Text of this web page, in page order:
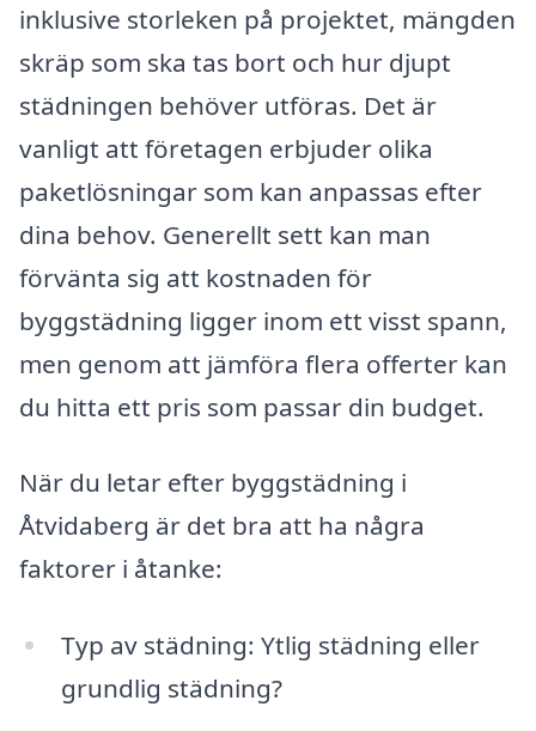
inklusive storleken på projektet, mängden
skräp som ska tas bort och hur djupt
städningen behöver utföras. Det är
vanligt att företagen erbjuder olika
paketlösningar som kan anpassas efter
dina behov. Generellt sett kan man
förvänta sig att kostnaden för
byggstädning ligger inom ett visst spann,
men genom att jämföra flera offerter kan
du hitta ett pris som passar din budget.
När du letar efter byggstädning i
Åtvidaberg är det bra att ha några
faktorer i åtanke:
Typ av städning: Ytlig städning eller
grundlig städning?